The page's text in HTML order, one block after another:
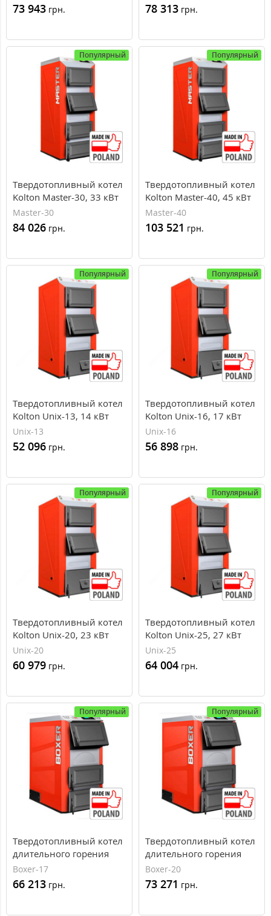
73 943 грн. 78 313 грн.
Популярный
Твердотопливный котел
Kolton Master-30, 33 кВт
Master-30
84 026 грн.
Популярный
Твердотопливный котел
Kolton Master-40, 45 кВт
Master-40
103 521 грн.
Популярный
Твердотопливный котел
Kolton Unix-13, 14 кВт
Unix-13
52 096 грн.
Популярный
Твердотопливный котел
Kolton Unix-16, 17 кВт
Unix-16
56 898 грн.
Популярный
Твердотопливный котел
Kolton Unix-20, 23 кВт
Unix-20
60 979 грн.
Популярный
Твердотопливный котел
Kolton Unix-25, 27 кВт
Unix-25
64 004 грн.
Популярный
Твердотопливный котел
длительного горения
Kolton Boxer-17, 18 кВт
Boxer-17
66 213 грн.
Популярный
Твердотопливный котел
длительного горения
Kolton Boxer-20, 23 кВт
Boxer-20
73 271 грн.